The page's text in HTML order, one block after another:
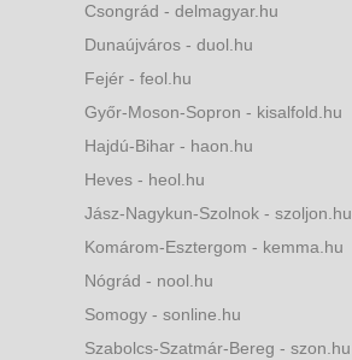
Csongrád - delmagyar.hu
Dunaújváros - duol.hu
Fejér - feol.hu
Győr-Moson-Sopron - kisalfold.hu
Hajdú-Bihar - haon.hu
Heves - heol.hu
Jász-Nagykun-Szolnok - szoljon.hu
Komárom-Esztergom - kemma.hu
Nógrád - nool.hu
Somogy - sonline.hu
Szabolcs-Szatmár-Bereg - szon.hu